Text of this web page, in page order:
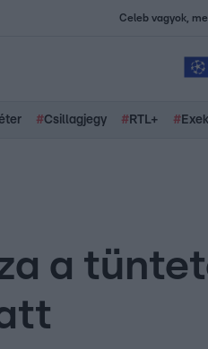
Celeb vagyok,
#Csillagjegy # RTL+ #
a